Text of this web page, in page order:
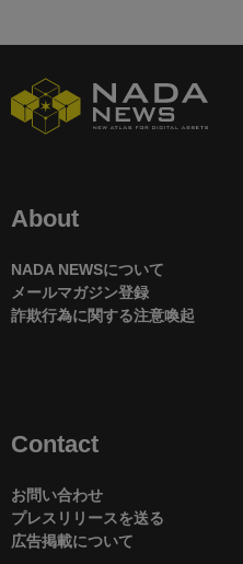
About
NADA NEWSについて
メールマガジン登録
詐欺行為に関する注意喚起
Contact
お問い合わせ
プレスリリースを送る
広告掲載について